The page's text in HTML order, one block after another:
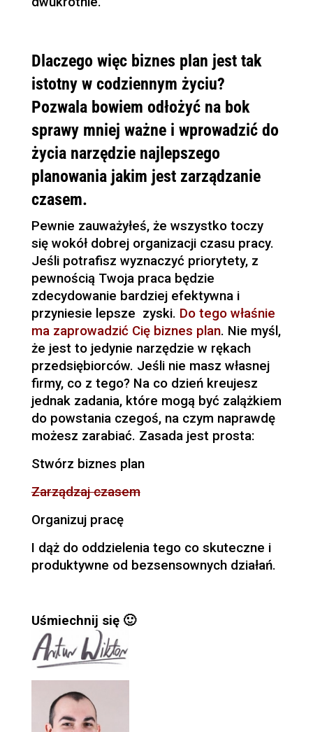
Dlaczego więc biznes plan jest tak
istotny w codziennym życiu?
Pozwala bowiem odłożyć na bok
sprawy mniej ważne i wprowadzić do
życia narzędzie najlepszego
planowania jakim jest zarządzanie
czasem.
Pewnie zauważyłeś, że wszystko toczy
się wokół dobrej organizacji czasu pracy.
Jeśli potrafisz wyznaczyć priorytety, z
pewnością Twoja praca będzie
zdecydowanie bardziej efektywna i
przyniesie lepsze zyski. Do tego właśnie
ma zaprowadzić Cię biznes plan. Nie myśl,
że jest to jedynie narzędzie w rękach
przedsiębiorców. Jeśli nie masz własnej
firmy, co z tego? Na co dzień kreujesz
jednak zadania, które mogą być zalążkiem
do powstania czegoś, na czym naprawdę
możesz zarabiać. Zasada jest prosta:
Stwórz biznes plan
Zarządzaj czasem
Organizuj pracę
I dąż do oddzielenia tego co skuteczne i
produktywne od bezsensownych działań.
Uśmiechnij się 🙂